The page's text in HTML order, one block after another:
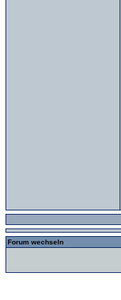
Forum wechseln